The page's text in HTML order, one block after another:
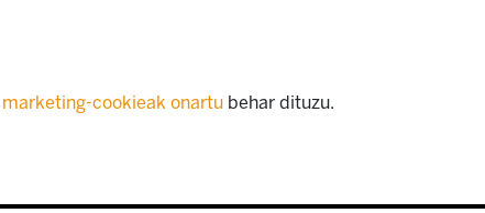
marketing-cookieak onartu behar dituzu.